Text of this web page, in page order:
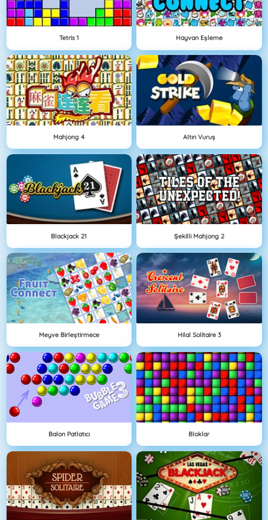
Tetris 1 Hayvan Eşleme
Mahjong 4 Altın Vuruş
Blackjack 21 Şekilli Mahjong 2
Meyve Birleştirmece Hilal Solitaire 3
Balon Patlatıcı Bloklar